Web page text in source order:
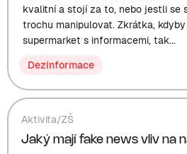
kvalitní a stojí za to, nebo jestli se
trochu manipulovat. Zkrátka,
supermarket s informacemi, tak...
Dezinformace
Aktivita/ZŠ
Jaký mají fake news vliv na